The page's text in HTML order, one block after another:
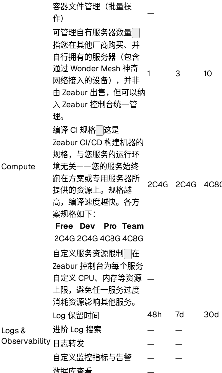
容器文件管理（批量操
作）
Compute
可管理自有服务器数量
指您在其他厂商购买、并
自行拥有的服务器（包含
通过 Wonder Mesh 神奇
网络接入的设备），并非
由 Zeabur 出售，但可以纳
入 Zeabur 控制台统一管
理。
1 3 10
编译 CI 规格
这是
Zeabur CI/CD 构建机器的
规格，与您服务的运行环
境无关——您的服务始终
跑在方案或专用服务器所
提供的资源上。规格越
高，编译速度越快。各方
案规格如下：
Free
Dev Pro Team
2C4G 2C4G4C8G4C8G
2C4G 2C4G
自定义服务资源限制
在
Zeabur 控制台为每个服务
自定义 CPU、内存等资源
上限，避免任一服务过度
消耗资源影响其他服务。
Logs &
Observability
Log 保留时间 48h 7d
30d
进阶 Log 搜索
日志转发
自定义监控指标与告警